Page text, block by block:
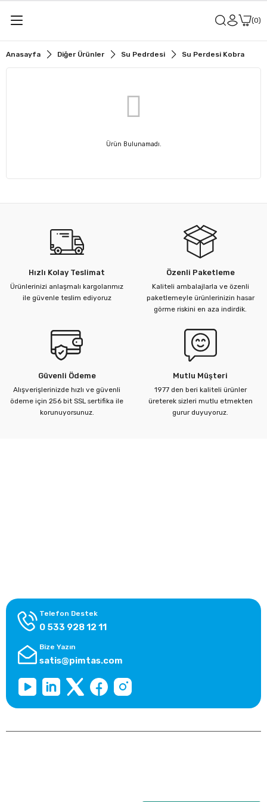
0
Anasayfa Diğer Ürünler Su Pedrdesi Su Perdesi Kobra
Ürün Bulunamadı.
Hızlı Kolay Teslimat
Ürünlerinizi anlaşmalı kargolarımız
ile güvenle teslim ediyoruz
Özenli Paketleme
Kaliteli ambalajlarla ve özenli
paketlemeyle ürünlerinizin hasar
görme riskini en aza indirdik.
Güvenli Ödeme
Alışverişlerinizde hızlı ve güvenli
ödeme için 256 bit SSL sertifika ile
korunuyorsunuz.
Mutlu Müşteri
1977 den beri kaliteli ürünler
üreterek sizleri mutlu etmekten
gurur duyuyoruz.
Telefon Destek
0 533 928 12 11
Bize Yazın
satis@pimtas.com